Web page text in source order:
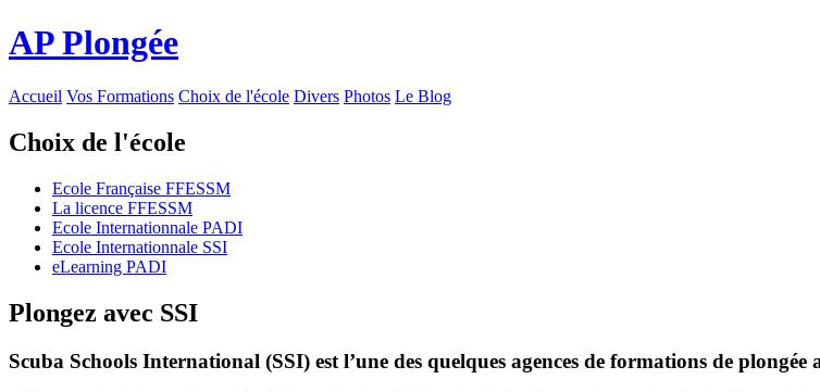
AP Plongée
Accueil Vos Formations Choix de l'école Divers Photos Le Blog
Choix de l'école
Ecole Française FFESSM
La licence FFESSM
Ecole Internationnale PADI
Ecole Internationnale SSI
eLearning PADI
Plongez avec SSI
Scuba Schools International (SSI) est l’une des quelques agences de formations de